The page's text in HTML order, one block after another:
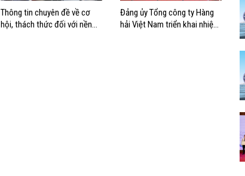
Thông tin chuyên đề về cơ
hội, thách thức đối với nền
Đảng ủy Tổng công ty Hàng
hải Việt Nam triển khai nhiệm